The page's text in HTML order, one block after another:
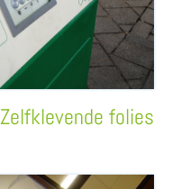
Zelfklevende folies